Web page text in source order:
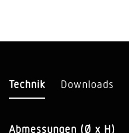
Technik Downloads
Abmessungen (Ø x H)